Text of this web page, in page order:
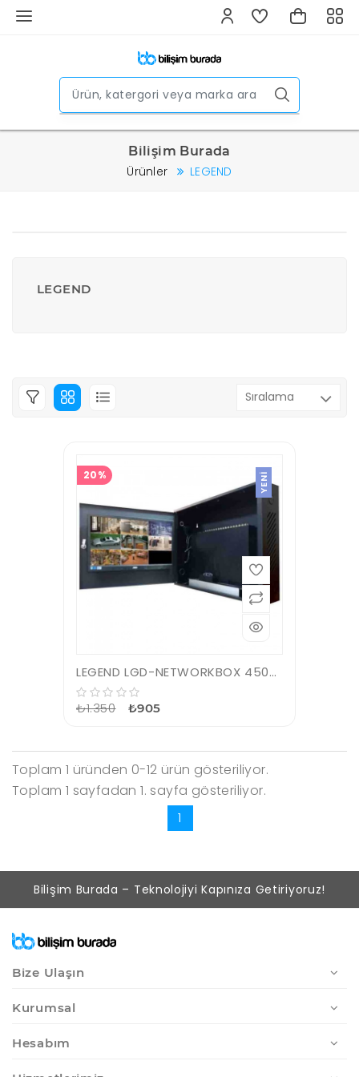
Bilişim Burada
Ürünler LEGEND
LEGEND
20% YENI
LEGEND LGD-NETWORKBOX 450X350X100 SİYAH DVR KABİNİ
₺1.350 ₺905
Toplam 1 üründen 0-12 ürün gösteriliyor.
Toplam 1 sayfadan 1. sayfa gösteriliyor.
1
Bilişim Burada – Teknolojiyi Kapınıza Getiriyoruz!
Bize Ulaşın
Kurumsal
Hesabım